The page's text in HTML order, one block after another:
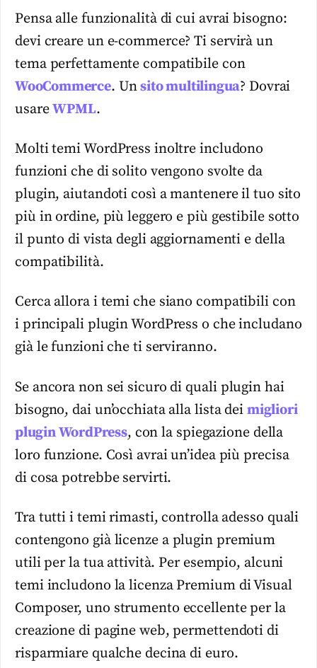
Pensa alle funzionalità di cui avrai bisogno:
devi creare un e-commerce? Ti servirà un
tema perfettamente compatibile con
WooCommerce. Unsito multilingua? Dovrai
usareWPML.
Molti temi WordPress inoltre includono
funzioni che di solito vengono svolte da
plugin, aiutandoti così a mantenere il tuo sito
più in ordine, più leggero e più gestibile sotto
il punto di vista degli aggiornamenti e della
compatibilità.
Cerca allora i temi che siano compatibili con
i principali pluginWordPress o che includano
già le funzioni che ti serviranno.
Se ancora non sei sicuro di quali plugin hai
bisogno, dai un’occhiata alla lista dei migliori
plugin WordPress, con la spiegazione della
loro funzione. Così avrai un’idea più precisa
di cosa potrebbe servirti.
Tra tutti i temirimasti, controlla adesso quali
contengono già licenze a pluginpremium
utili per la tua attività. Per esempio, alcuni
temiincludono la licenza Premium di Visual
Composer, uno strumento eccellente per la
creazione di pagine web, permettendoti di
risparmiare qualche decina di euro.